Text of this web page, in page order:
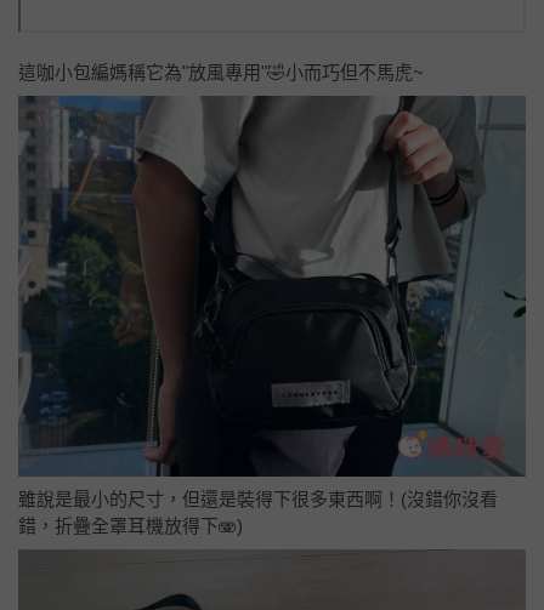
這咖小包編媽稱它為"放風專用"🤣小而巧但不馬虎~
雖說是最小的尺寸，但還是裝得下很多東西啊！(沒錯你沒看
錯，折疊全罩耳機放得下🫨)